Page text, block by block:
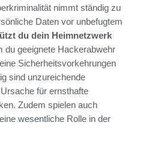
nimmt ständig zu
Daten vor unbefugtem
du dein Heimnetzwerk
du geeignete Hackerabwehr
Sicherheitsvorkehrungen
sind unzureichende
für ernsthafte
Zudem spielen auch
wesentliche Rolle in der